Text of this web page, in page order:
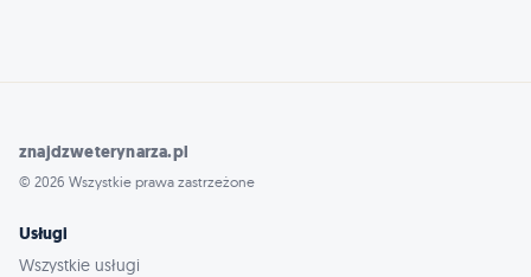
znajdzweterynarza.pl
© 2026 Wszystkie prawa zastrzeżone
Usługi
Wszystkie usługi